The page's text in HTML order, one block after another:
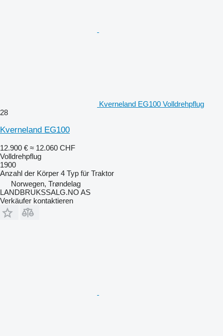
Kverneland EG100 Volldrehpflug
28
Kverneland EG100
12.900 € ≈ 12.060 CHF
Volldrehpflug
1900
Anzahl der Körper 4 Typ für Traktor
Norwegen, Trøndelag
LANDBRUKSSALG.NO AS
Verkäufer kontaktieren